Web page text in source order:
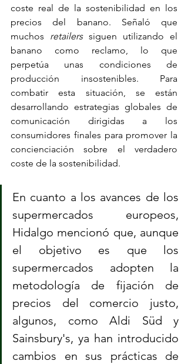
coste real de la sostenibilidad en los
precios del banano. Señaló que
muchos retailers siguen utilizando el
banano como reclamo, lo que
perpetúa unas condiciones de
producción insostenibles. Para
combatir esta situación, se están
desarrollando estrategias globales de
comunicación dirigidas a los
consumidores finales para promover la
concienciación sobre el verdadero
coste de la sostenibilidad.
En cuanto a los avances de los
supermercados europeos,
Hidalgo mencionó que, aunque
el objetivo es que los
supermercados adopten la
metodología de fijación de
precios del comercio justo,
algunos, como Aldi Süd y
Sainsbury's, ya han introducido
cambios en sus prácticas de